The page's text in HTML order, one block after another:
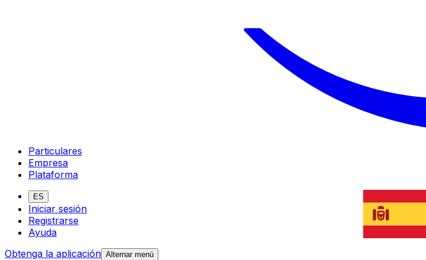
Particulares
Empresa
Plataforma
ES
Iniciar sesión
Registrarse
Ayuda
Obtenga la aplicación Alternar menú